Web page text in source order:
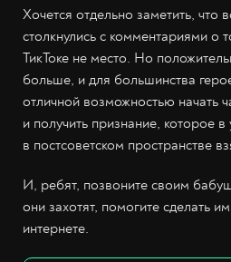
Хочется отдельно заметить, что
столкнулись с комментариями о
ТикТоке не место. Но
больше, и для большинства
отличной возможностью начать
и получить признание, которое
в постсоветском пространстве
И, ребят, позвоните своим
они захотят, помогите сделать
интернете.